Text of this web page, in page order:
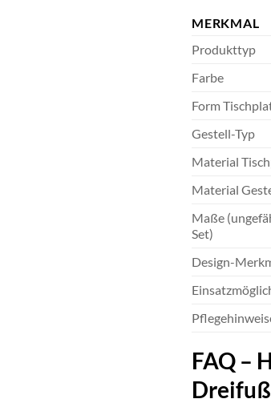
MERKMAL
Produkttyp
Farbe
Form
Gestell-Typ
Material
Material
Maße
Set)
Design-
FAQ –